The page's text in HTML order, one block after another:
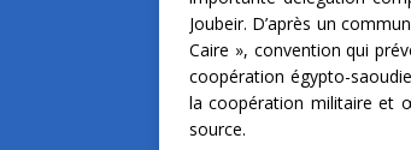
Joubeir. D’après un
Caire », convention qui
coopération égypto-
la coopération militaire et
source.